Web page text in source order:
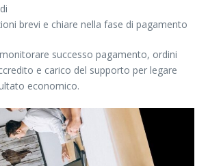
brevi e chiare nella fase di pagamento
successo pagamento, ordini
e carico del supporto per legare
economico.